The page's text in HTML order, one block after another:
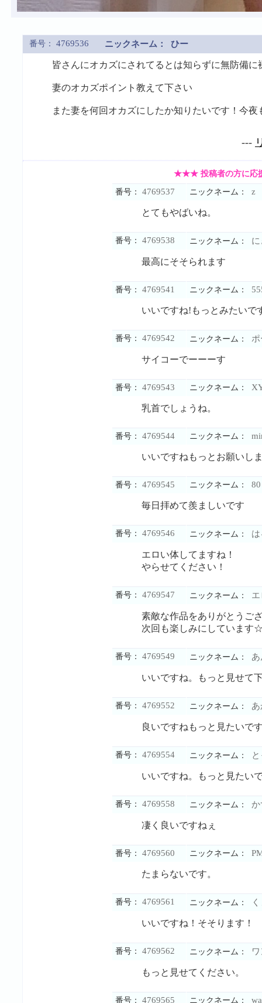
番号： 4769536 ニックネーム： ひー
皆さんにオカズにされてるとは知らずに無防備
妻のオカズポイント教えて下さい
また妻を何回オカズにしたか知りたいです！今
---
★★★ 投稿者の方に応
番号： 4769537 ニックネーム： z
とてもやばいね。
番号： 4769538 ニックネーム：
最高にそそられます
番号： 4769541 ニックネーム：
いいですね!もっとみたいで
番号： 4769542 ニックネーム：
サイコーでーーーす
番号： 4769543 ニックネーム：
乳首でしょうね。
番号： 4769544 ニックネーム：
いいですねもっとお願いし
番号： 4769545 ニックネーム： 80
毎日拝めて羨ましいです
番号： 4769546 ニックネーム：
エロい体してますね！
やらせてください！
番号： 4769547 ニックネーム：
素敵な作品をありがとうご
次回も楽しみにしています
番号： 4769549 ニックネーム：
いいですね。もっと見せて
番号： 4769552 ニックネーム：
良いですねもっと見たいで
番号： 4769554 ニックネーム：
いいですね。もっと見たい
番号： 4769558 ニックネーム：
凄く良いですねぇ
番号： 4769560 ニックネーム：
たまらないです。
番号： 4769561 ニックネーム：
いいですね！そそります！
番号： 4769562 ニックネーム：
もっと見せてください。
番号： 4769565 ニックネーム：